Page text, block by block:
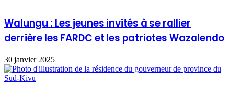
Walungu : Les jeunes invités à se rallier
derrière les FARDC et les patriotes Wazalendo
30 janvier 2025